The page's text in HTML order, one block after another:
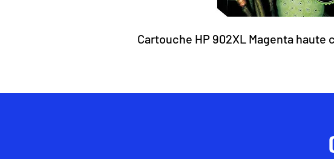
Cartouche HP 902XL Magenta haute